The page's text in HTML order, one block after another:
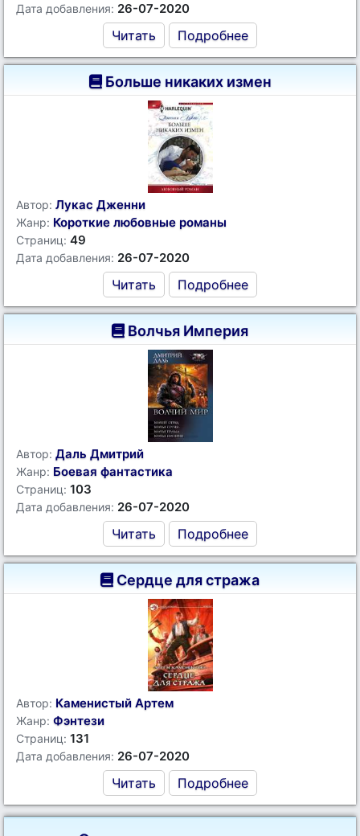
Дата добавления: 26-07-2020
Читать Подробнее
Больше никаких измен
Автор: Лукас Дженни
Жанр: Короткие любовные романы
Страниц: 49
Дата добавления: 26-07-2020
Читать Подробнее
Волчья Империя
Автор: Даль Дмитрий
Жанр: Боевая фантастика
Страниц: 103
Дата добавления: 26-07-2020
Читать Подробнее
Сердце для стража
Автор: Каменистый Артем
Жанр: Фэнтези
Страниц: 131
Дата добавления: 26-07-2020
Читать Подробнее